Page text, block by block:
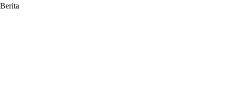
Berita